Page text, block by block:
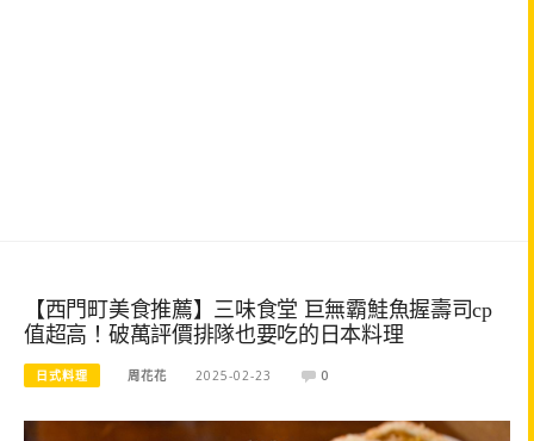
【西門町美食推薦】三味食堂 巨無霸鮭魚握壽司cp
值超高！破萬評價排隊也要吃的日本料理
日式料理 周花花 2025-02-23 0